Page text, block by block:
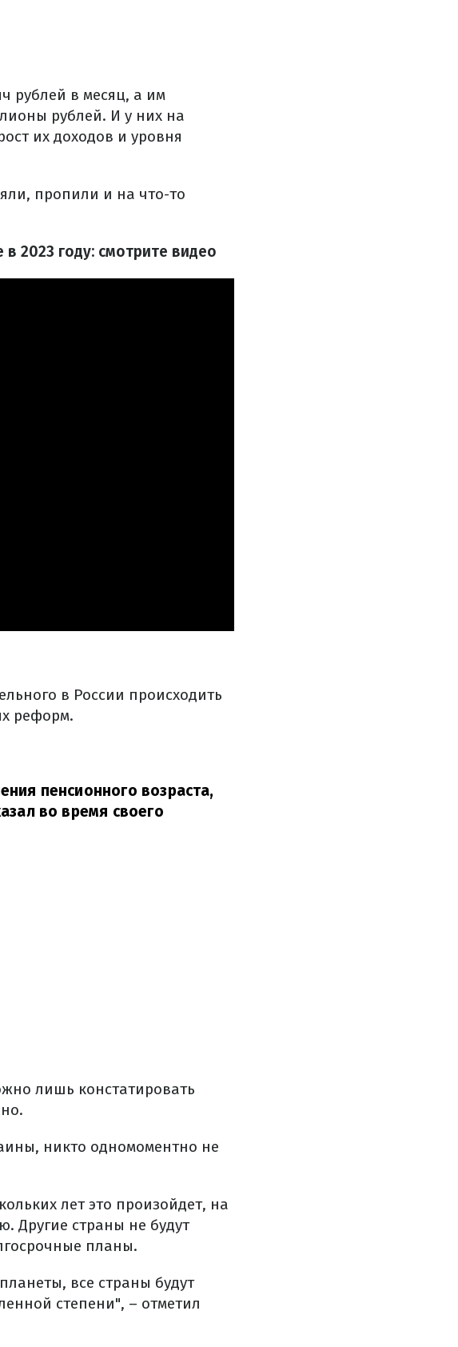
рублей в месяц, а им
рублей. И у них на
их доходов и уровня
пропили и на что-то
2023 году: смотрите видео
в России происходить
реформ.
пенсионного возраста,
во время своего
лишь констатировать
никто одномоментно не
лет это произойдет, на
Другие страны не будут
планы.
все страны будут
степени", – отметил